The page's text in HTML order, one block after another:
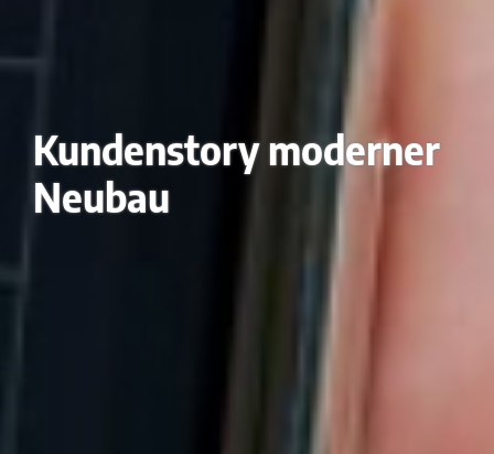
Kundenstory moderner
Neubau